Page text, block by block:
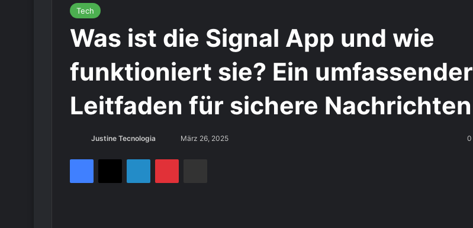
Tech
Was ist die Signal App und wie
funktioniert sie? Ein umfassender
Leitfaden für sichere Nachrichten
Justine Tecnologia
SendeMärz 26, 2025 0
Facebook
X LinkedInPinterest